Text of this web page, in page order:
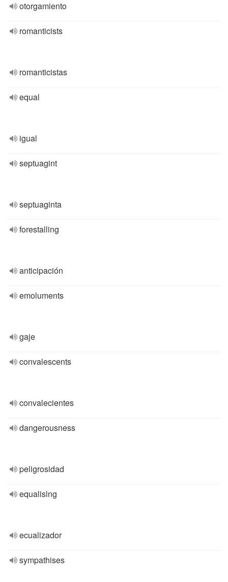
otorgamiento
romanticists
romanticistas
equal
igual
septuagint
septuaginta
forestalling
anticipación
emoluments
gaje
convalescents
convalecientes
dangerousness
peligrosidad
equalising
ecualizador
sympathises